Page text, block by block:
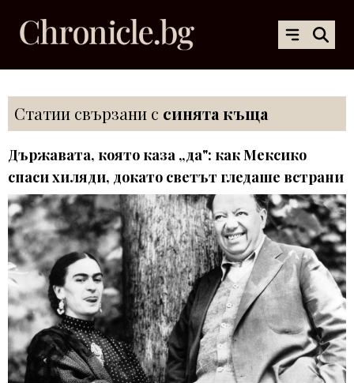
Статии свързани с синята къща
Държавата, която каза „да": как Мексико
спаси хиляди, докато светът гледаше встрани